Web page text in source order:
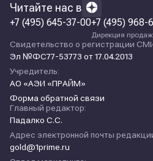
Читайте нас в
+7 (495) 645-37-00+7 (495) 968-
Дирекция продаж
Свидетельство о регистрации
Эл №ФС77-53773 от 17.04.2013
Учредитель:
АО «АЭИ «ПРАЙМ»
Форма обратной связи
Главный редактор:
Падалко С.С.
Адрес электронной почты
gold@1prime.ru